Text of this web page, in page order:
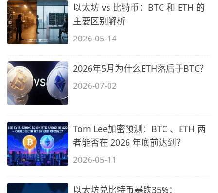
以太坊 vs 比特币：BTC 和 ETH 的
主要区别解析
2026-05-14
2026年5月为什么ETH落后于BTC？
2026-07-02
Tom Lee加密预测：BTC 、ETH 两
者能否在 2026 年底前达到？
2026-05-11
以太坊兑比特币暴跌35%：